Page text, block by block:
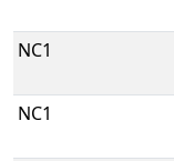
NC1
NC1